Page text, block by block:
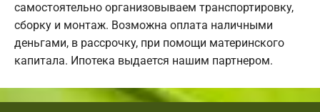
самостоятельно организовываем транспортировку,
сборку и монтаж. Возможна оплата наличными
деньгами, в рассрочку, при помощи материнского
капитала. Ипотека выдается нашим партнером.